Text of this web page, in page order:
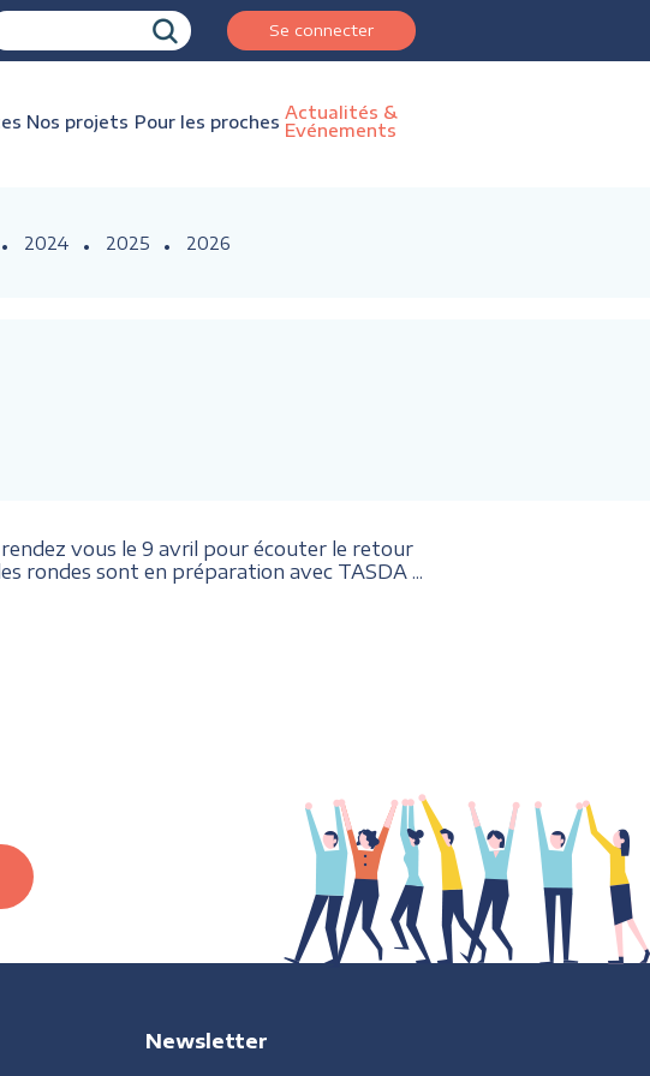
Se connecter
Nos projets Pour les proches Actualités &
Evénements
2024 2025 2026
vous le 9 avril pour écouter le retour
rondes sont en préparation avec TASDA ...
Newsletter